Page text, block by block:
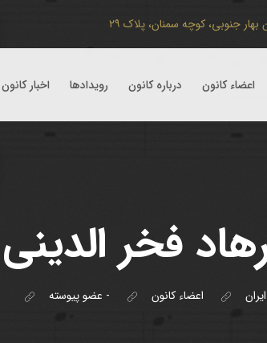
بهار جنوبی، کوچه سمنان، پلاک ۲۹
اعضاء کانون درباره کانون رویداد‌ها اخبار کانون
فخر الدینی
اعضاء کانون - عضو پیوسته